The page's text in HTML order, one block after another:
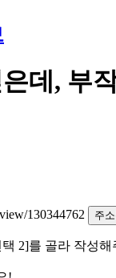
데, 부
130344762
주
2]를 골라 작성해